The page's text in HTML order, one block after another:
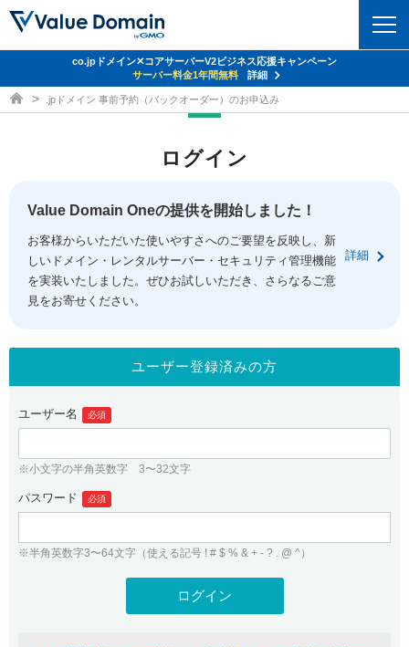
ドメイントップ
ドメイン移管
ドメイン価格一覧
ドメイン一括検索
.jpドメインオークション
gTLDオークション NEW!
.jpドメインバックオーダー
プレミアムドメイン
人気ドメインの種類
WHOIS検索
コアサーバー
バリューサーバー
XREA
セキュリティトップ
Value Domain ネットde診断
SSL証明書
サービストップ
お得意様割引
紹介制度
バリュードメインAPI
ドメイン・ホスティングOEM
facebook
ログイン
従来のバリュードメインをご利用希望の方
Value Domainにログイン
ユーザー登録
co.jpドメイン✕コアサーバーV2ビジネス応援キャンペーン
サーバー料金1年間無料
詳細
ドメイン取得ならバリュードメイン
.jpドメイン 事前予約（バックオーダー）のお申込み
ログイン
Value Domain Oneの提供を開始しました！
お客様からいただいた使いやすさへのご要望を反映し、新
しいドメイン・レンタルサーバー・セキュリティ管理機能
を実装いたしました。ぜひお試しいただき、さらなるご意
見をお寄せください。
詳細
ユーザー登録済みの方
ユーザー名 必須
※小文字の半角英数字 3〜32文字
パスワード 必須
※半角英数字3〜64文字（使える記号 ! # $ % & + - ? . @ ^）